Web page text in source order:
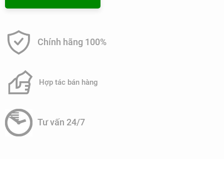
Chính hãng 100%
Hợp tác bán hàng
Tư vấn 24/7